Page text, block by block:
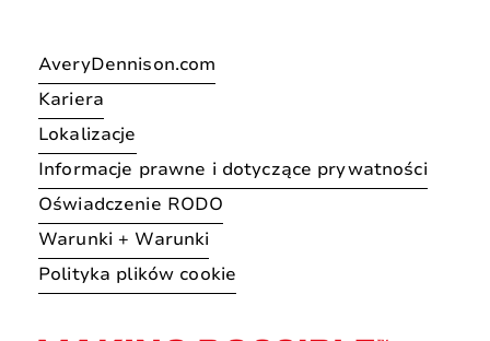
AveryDennison.com
Kariera
Lokalizacje
Informacje prawne i dotyczące prywatności
Oświadczenie RODO
Warunki + Warunki
Polityka plików cookie